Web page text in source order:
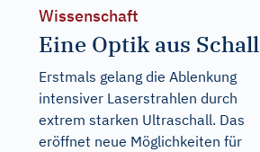
Wissenschaft
Eine Optik aus Schall
Erstmals gelang die Ablenkung
intensiver Laserstrahlen durch
extrem starken Ultraschall. Das
eröffnet neue Möglichkeiten für